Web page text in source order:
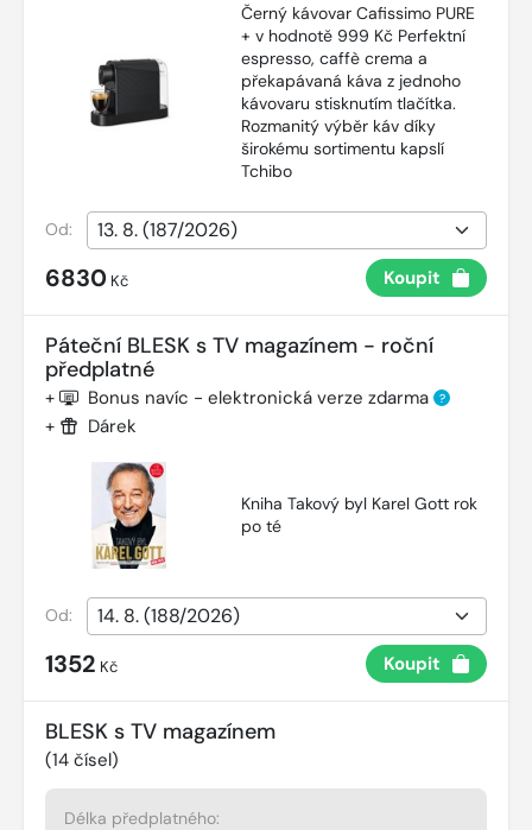
Černý kávovar Cafissimo PURE
+ v hodnotě 999 Kč Perfektní
espresso, caffè crema a
překapávaná káva z jednoho
kávovaru stisknutím tlačítka.
Rozmanitý výběr káv díky
širokému sortimentu kapslí
Tchibo
Od:
6830 Kč Koupit
Páteční BLESK s TV magazínem - roční
předplatné
+ Bonus navíc - elektronická verze zdarma ?
+ Dárek
Kniha Takový byl Karel Gott rok
po té
Od:
1352 Kč Koupit
BLESK s TV magazínem
(14 čísel)
Délka předplatného: